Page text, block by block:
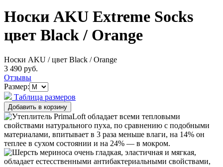
Носки AKU Extreme Socks
цвет Black / Orange
Носки AKU / цвет Black / Orange
3 490 руб.
Отзывы
Размер:
Таблица размеров